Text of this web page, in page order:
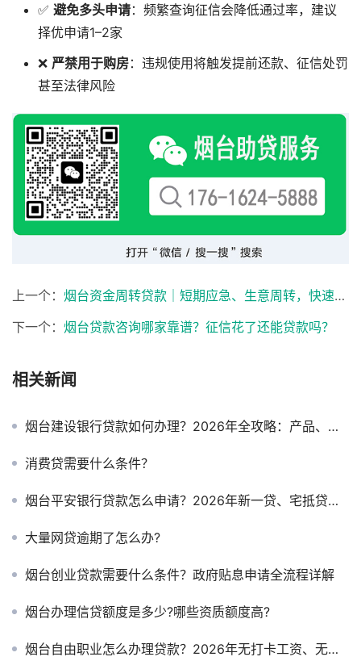
✅ ‌ 避免多头申请‌：频繁查询征信会降低通过率，建议
择优申请1–2家
❌ ‌ 严禁用于购房‌：违规使用将触发提前还款、征信处罚
甚至法律风险
上一个： 烟台资金周转贷款｜短期应急、生意周转，快速解决资金缺口
下一个： 烟台贷款咨询哪家靠谱？征信花了还能贷款吗？
相关新闻
烟台建设银行贷款如何办理？2026年全攻略：产品、流程、条件一次说清
消费贷需要什么条件？
烟台平安银行贷款怎么申请？2026年新一贷、宅抵贷利率与条件详解
大量网贷逾期了怎么办?
烟台创业贷款需要什么条件？政府贴息申请全流程详解
烟台办理信贷额度是多少?哪些资质额度高?
烟台自由职业怎么办理贷款？2026年无打卡工资、无单位证明的融资指南